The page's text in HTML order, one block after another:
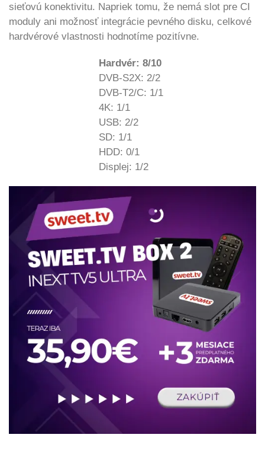
sieťovú konektivitu. Napriek tomu, že nemá slot pre CI
moduly ani možnosť integrácie pevného disku, celkové
hardvérové vlastnosti hodnotíme pozitívne.
Hardvér: 8/10
DVB-S2X: 2/2
DVB-T2/C: 1/1
4K: 1/1
USB: 2/2
SD: 1/1
HDD: 0/1
Displej: 1/2